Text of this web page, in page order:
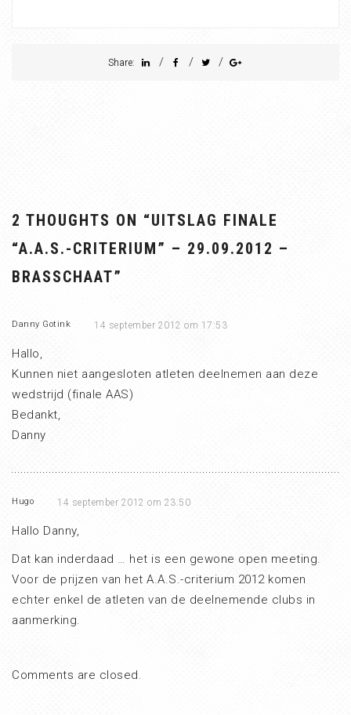
Share: / / /
2 THOUGHTS ON “UITSLAG FINALE
“A.A.S.-CRITERIUM” – 29.09.2012 –
BRASSCHAAT”
Danny Gotink 14 september 2012 om 17:53
Hallo,
Kunnen niet aangesloten atleten deelnemen aan deze
wedstrijd (finale AAS)
Bedankt,
Danny
Hugo 14 september 2012 om 23:50
Hallo Danny,
Dat kan inderdaad … het is een gewone open meeting.
Voor de prijzen van het A.A.S.-criterium 2012 komen
echter enkel de atleten van de deelnemende clubs in
aanmerking.
Comments are closed.